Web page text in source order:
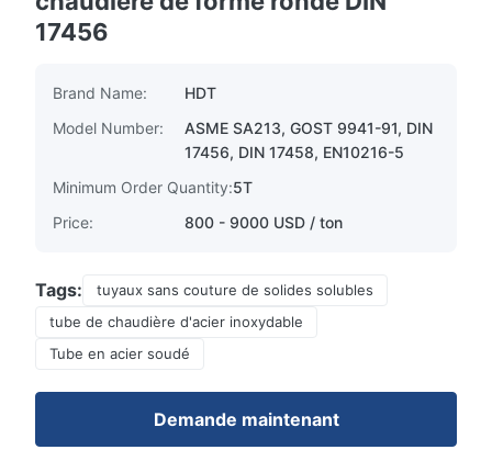
17456
Brand Name:
HDT
Model Number:
ASME SA213, GOST 9941-91, DIN
17456, DIN 17458, EN10216-5
Minimum Order Quantity:5T
Price:
800 - 9000 USD / ton
Tags:
tuyaux sans couture de solides solubles
tube de chaudière d'acier inoxydable
Tube en acier soudé
Demande maintenant